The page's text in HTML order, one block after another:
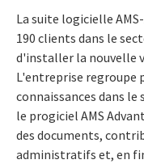
La suite logicielle
190 clients dans le
d'installer la nouvelle
L'entreprise regroupe
connaissances dans
le progiciel AMS
des documents,
administratifs et, en